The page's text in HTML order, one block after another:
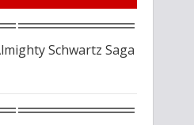
Schwartz Saga